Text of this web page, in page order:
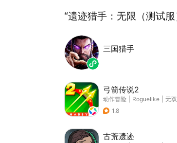
“遗迹猎手：无限（测试
三国猎手
弓箭传说2
动作冒险 Roguelike 无
1.8
古荒遗迹